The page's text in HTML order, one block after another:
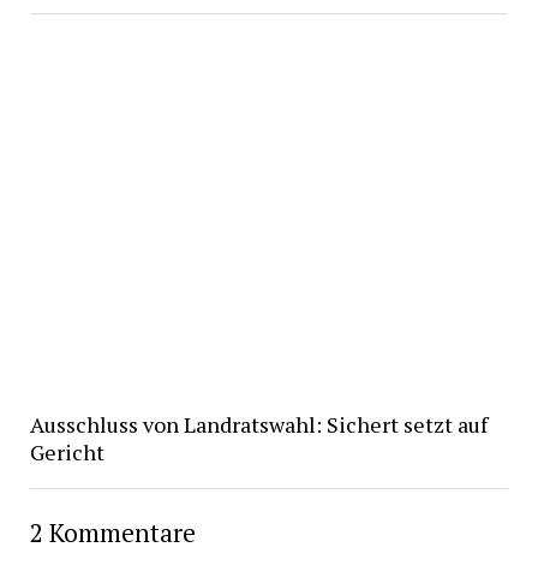
Ausschluss von Landratswahl: Sichert setzt auf
Gericht
2 Kommentare